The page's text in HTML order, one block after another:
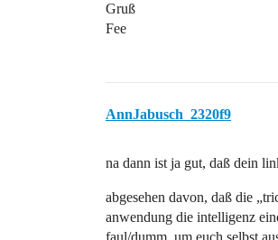
Gruß
Fee
AnnJabusch_2320f9
na dann ist ja gut, daß dein
abgesehen davon, daß die
anwendung die intelligenz
faul/dumm, um euch selbst